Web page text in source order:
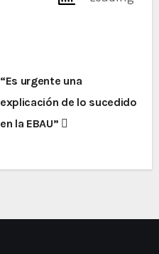
“Es urgente una
explicación de lo sucedido
en la EBAU”